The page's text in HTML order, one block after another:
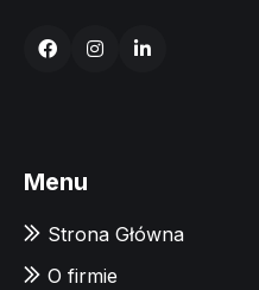
Menu
Strona Główna
O firmie